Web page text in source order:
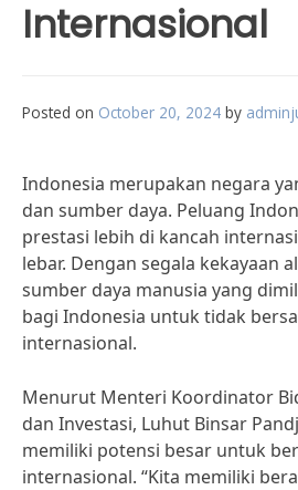
Internasional
Posted on October 20, 2024 by
Indonesia merupakan negara
dan sumber daya. Peluang
prestasi lebih di kancah
lebar. Dengan segala kekayaan
sumber daya manusia yang
bagi Indonesia untuk tidak
internasional.
Menurut Menteri Koordinator
dan Investasi, Luhut Binsar
memiliki potensi besar untuk
internasional. “Kita memiliki